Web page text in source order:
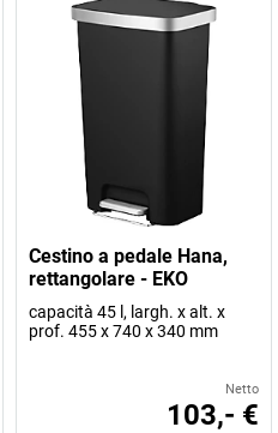
Cestino a pedale Hana,
rettangolare - EKO
capacità 45 l, largh. x alt. x
prof. 455 x 740 x 340 mm
Netto
103,- €